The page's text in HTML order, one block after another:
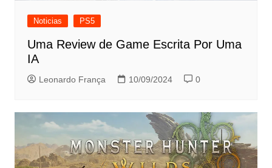
Noticias PS5
Uma Review de Game Escrita Por Uma
IA
Leonardo França 10/09/2024 0